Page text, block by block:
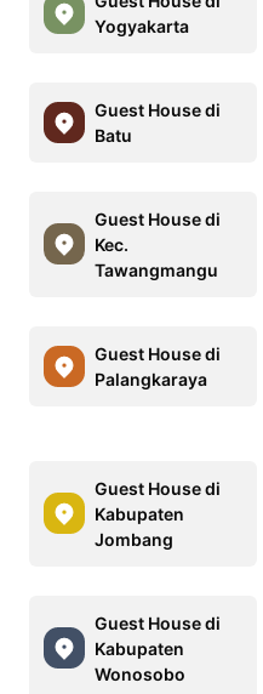
Yogyakarta
Guest House di
Batu
Guest House di
Kec.
Tawangmangu
Guest House di
Palangkaraya
Guest House di
Kabupaten
Jombang
Guest House di
Kabupaten
Wonosobo